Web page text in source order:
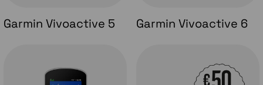
Garmin Vivoactive 5 Garmin Vivoactive 6